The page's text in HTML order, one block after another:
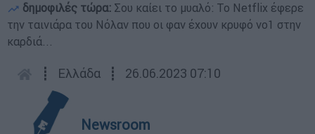
δημοφιλές τώρα: Σου καίει το μυαλό: Το Netflix έφερε
την ταινιάρα του Νόλαν που οι φαν έχουν κρυφό νο1 στην
καρδιά...
┋ Ελλάδα ┋ 26.06.2023 07:10
Newsroom